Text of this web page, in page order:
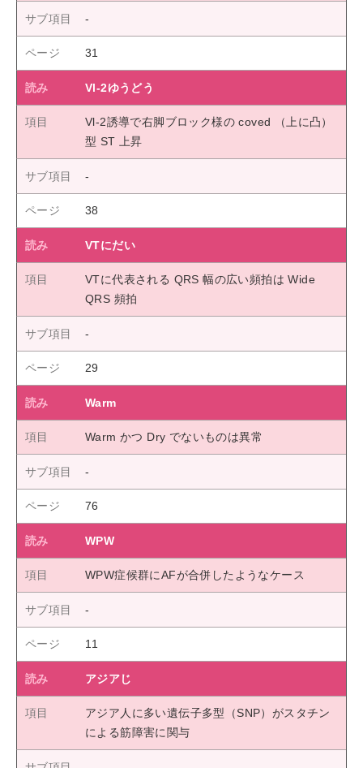
31
Vl-2ゆうどう
Vl-2誘導で右脚ブロック様の coved （上に凸）
型 ST 上昇
38
VTにだい
VTに代表される QRS 幅の広い頻拍は Wide
QRS 頻拍
29
Warm
Warm かつ Dry でないものは異常
76
WPW
WPW症候群にAFが合併したようなケース
11
アジアじ
アジア人に多い遺伝子多型（SNP）がスタチン
による筋障害に関与